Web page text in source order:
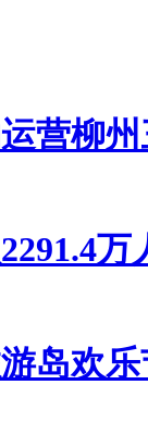
营柳
岛欢